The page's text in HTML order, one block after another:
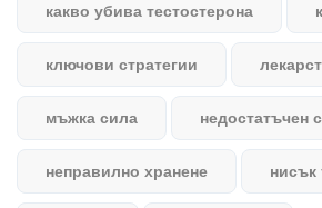
какво убива тестостерона
ключови стратегии
мъжка сила недостатъчен
неправилно хранене нисък